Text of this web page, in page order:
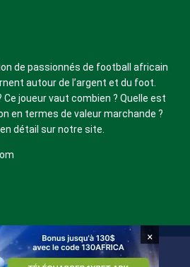
de passionnés de football africain
autour de l’argent et du foot.
Ce joueur vaut combien ? Quelle est
en termes de valeur marchande ?
détail sur notre site.
×